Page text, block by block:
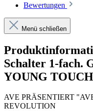
Bewertungen
Menü schließen
Schalter 1-fach.
YOUNG
AVE PRÄSENTIERT
REVOLUTION